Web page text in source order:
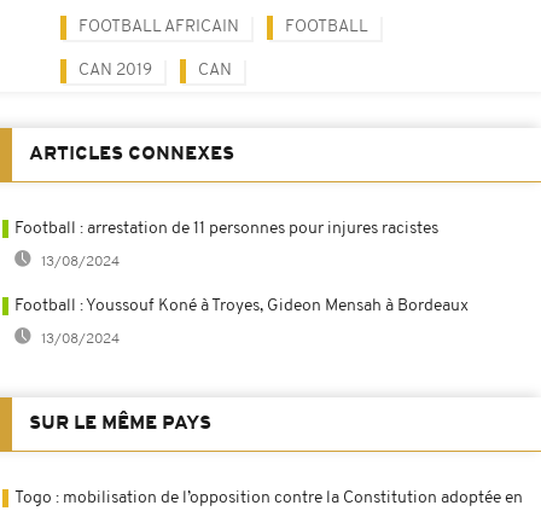
FOOTBALL AFRICAIN FOOTBALL
CAN 2019 CAN
ARTICLES CONNEXES
Football : arrestation de 11 personnes pour injures racistes
13/08/2024
Football : Youssouf Koné à Troyes, Gideon Mensah à Bordeaux
13/08/2024
SUR LE MÊME PAYS
Togo : mobilisation de l’opposition contre la Constitution adoptée en